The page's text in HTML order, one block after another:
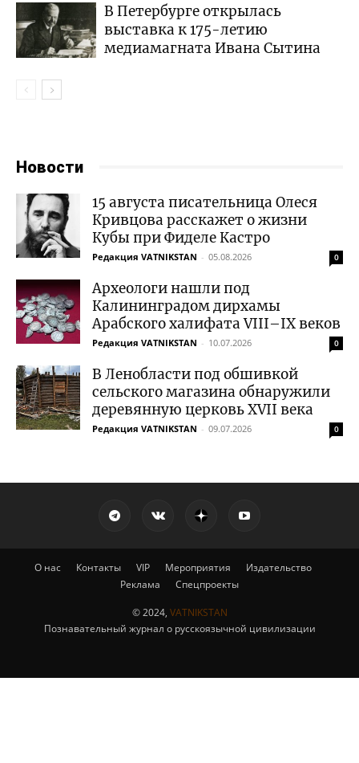
В Петербурге открылась
выставка к 175-летию
медиамагната Ивана Сытина
Новости
15 августа писательница Олеся
Кривцова расскажет о жизни
Кубы при Фиделе Кастро
Редакция VATNIKSTAN - 05.08.2026 0
Археологи нашли под
Калининградом дирхамы
Арабского халифата VIII–IX веков
Редакция VATNIKSTAN - 10.07.2026 0
В Ленобласти под обшивкой
сельского магазина обнаружили
деревянную церковь XVII века
Редакция VATNIKSTAN - 09.07.2026 0
О нас Контакты VIP Мероприятия
Издательство
Реклама
Спецпроекты
© 2024, VATNIKSTAN
Познавательный журнал о русскоязычной цивилизации